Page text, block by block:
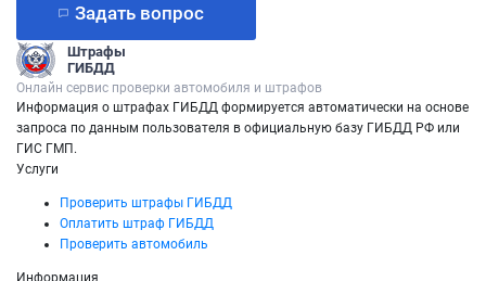
Задать вопрос
Штрафы
ГИБДД
Онлайн сервис проверки автомобиля и штрафов
Информация о штрафах ГИБДД формируется автоматически на основе
запроса по данным пользователя в официальную базу ГИБДД РФ или
ГИС ГМП.
Услуги
Проверить штрафы ГИБДД
Оплатить штраф ГИБДД
Проверить автомобиль